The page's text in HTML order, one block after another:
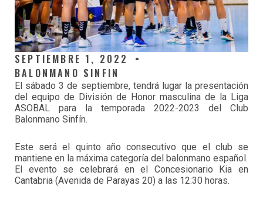
SEPTIEMBRE 1, 2022
BALONMANO SINFIN
El sábado 3 de septiembre, tendrá lugar la presentación
del equipo de División de Honor masculina de la Liga
ASOBAL para la temporada 2022-2023 del Club
Balonmano Sinfín.
Este será el quinto año consecutivo que el club se
mantiene en la máxima categoría del balonmano español.
El evento se celebrará en el Concesionario Kia en
Cantabria (Avenida de Parayas 20) a las 12:30 horas.